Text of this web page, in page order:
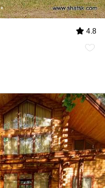
4.8